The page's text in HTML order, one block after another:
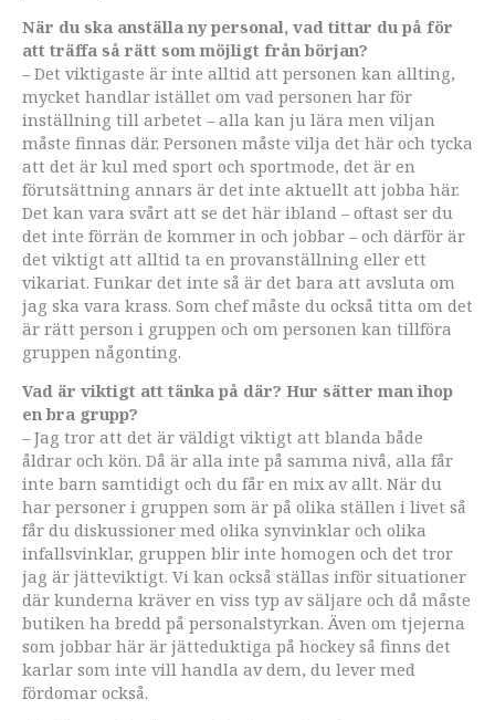
När du ska anställa ny personal, vad tittar du på för
att träffa så rätt som möjligt från början?
– Det viktigaste är inte alltid att personen kan allting,
mycket handlar istället om vad personen har för
inställning till arbetet – alla kan ju lära men viljan
måste finnas där. Personen måste vilja det här och tycka
att det är kul med sport och sportmode, det är en
förutsättning annars är det inte aktuellt att jobba här.
Det kan vara svårt att se det här ibland – oftast ser du
det inte förrän de kommer in och jobbar – och därför är
det viktigt att alltid ta en provanställning eller ett
vikariat. Funkar det inte så är det bara att avsluta om
jag ska vara krass. Som chef måste du också titta om det
är rätt person i gruppen och om personen kan tillföra
gruppen någonting.
Vad är viktigt att tänka på där? Hur sätter man ihop
en bra grupp?
– Jag tror att det är väldigt viktigt att blanda både
åldrar och kön. Då är alla inte på samma nivå, alla får
inte barn samtidigt och du får en mix av allt. När du
har personer i gruppen som är på olika ställen i livet så
får du diskussioner med olika synvinklar och olika
infallsvinklar, gruppen blir inte homogen och det tror
jag är jätteviktigt. Vi kan också ställas inför situationer
där kunderna kräver en viss typ av säljare och då måste
butiken ha bredd på personalstyrkan. Även om tjejerna
som jobbar här är jätteduktiga på hockey så finns det
karlar som inte vill handla av dem, du lever med
fördomar också.